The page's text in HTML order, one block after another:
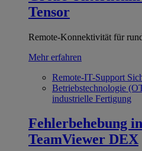
Tensor
Remote-Konnektivität für
Mehr erfahren
Remote-IT-Support
Betriebstechnologie
industrielle Fertigung
Fehlerbehebung
TeamViewer DEX